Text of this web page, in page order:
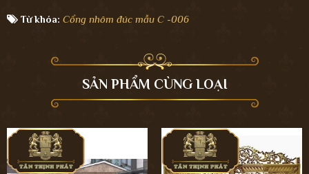
Từ khóa: Cổng nhôm đúc mẫu C -006
SẢN PHẨM CÙNG LOẠI